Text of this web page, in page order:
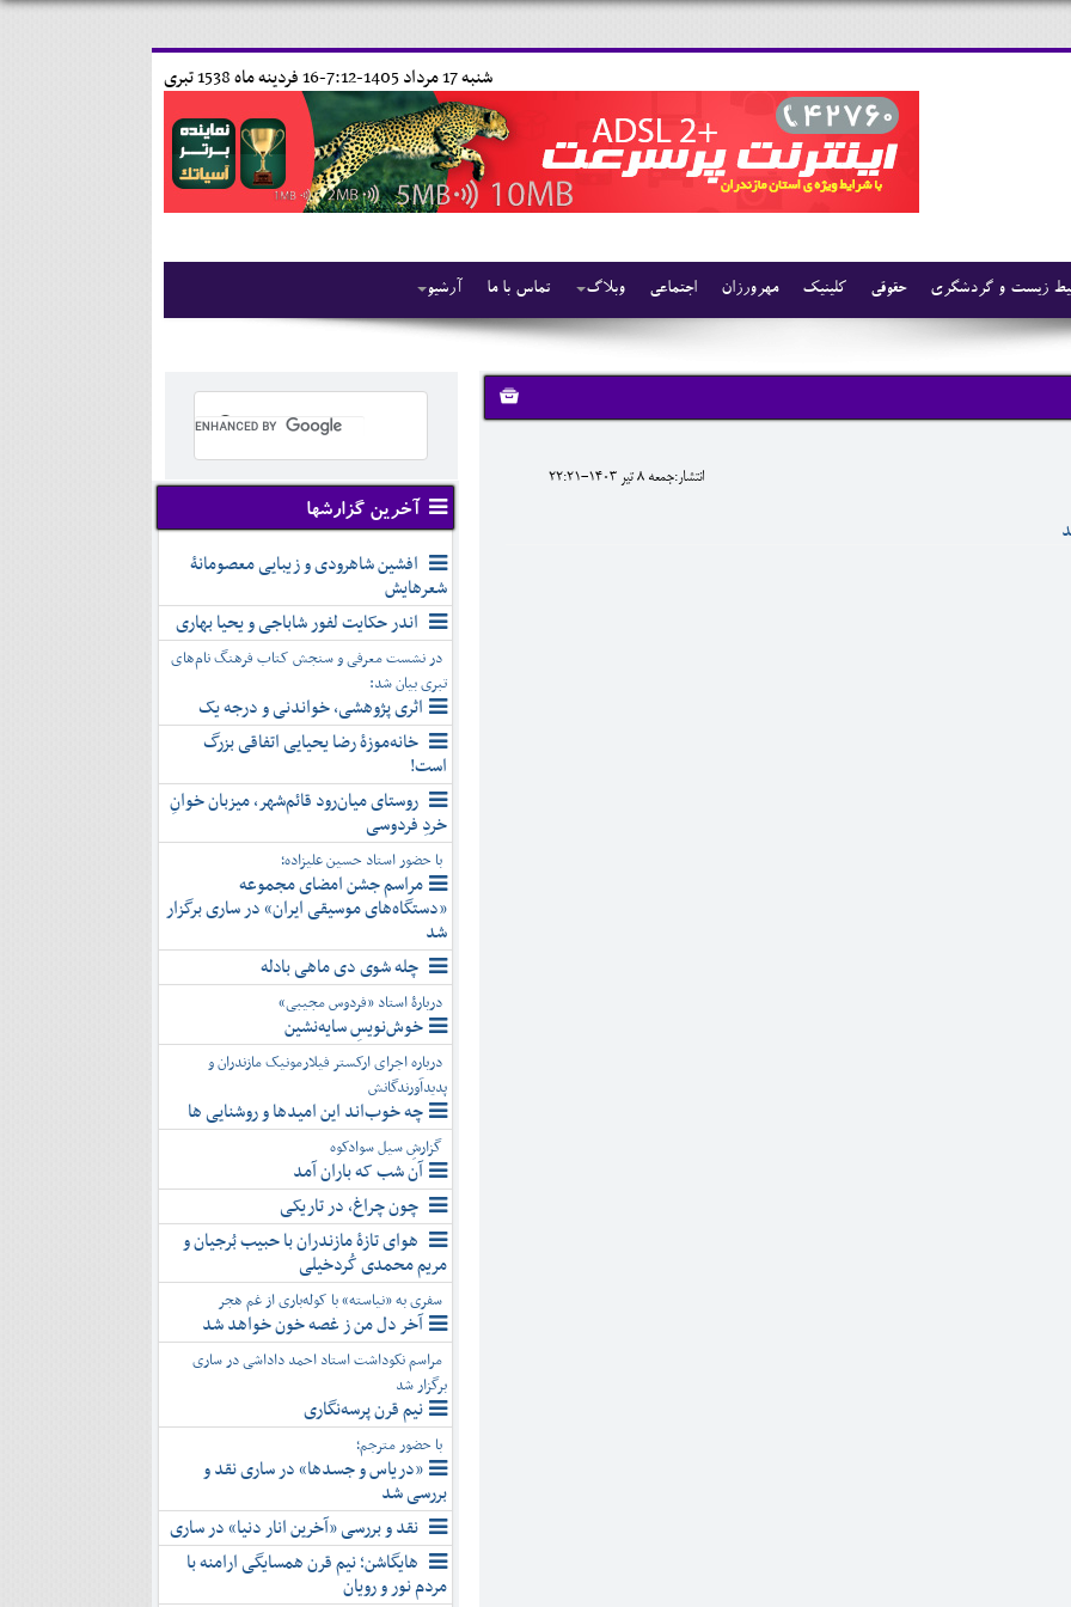
16 فردينه ماه 1538 تبری شنبه 17 مرداد 1405-7:12-
آرشیو تماس با ما وبلاگ اجتماعی مهرورزان کلینیک حقوقی زیست و گردشگری
انتشار:جمعه 8 تير 1403-22:21
آخرین گزارشها
افشین شاهرودی و زیبایی معصومانۀ
شعرهایش
اندر حکایت لفور شاباجی و یحیا بهاری
در نشست معرفی و سنجش کتاب فرهنگ نام‌های
تبری بیان شد:
اثری پژوهشی، خواندنی و درجه یک
خانه‌موزۀ رضا یحیایی اتفاقی بزرگ
است!
روستای میان‌رود قائم‌شهر، میزبان خوانِ
خردِ فردوسی
با حضور استاد حسین علیزاده؛
مراسم جشن امضای مجموعه
«دستگاه‌های موسیقی ایران» در ساری برگزار
شد
چله شوی دی ماهی بادله
دربارۀ استاد «فردوس مجیبی»
خوش‌نویسِ سایه‌نشین
درباره اجرای ارکستر فیلارمونیک مازندران و
پدیدآورندگانش
چه خوب‌اند این امیدها و روشنایی ها
گزارشِ سیل سوادکوه
آن شب که باران آمد
چون چراغ، در تاریکی
هوای تازۀ مازندران با حبیب بُرجیان و
مریم محمدی کُردخیلی
سفری به «نیاسته» با کوله‌باری از غم هجر
آخر دل من ز غصه خون خواهد شد
مراسم نکوداشت استاد احمد داداشی در ساری
برگزار شد
نیم قرن پرسه‌نگاری
با حضور مترجم؛
«دریاس و جسدها» در ساری نقد و
بررسی شد
نقد و بررسی «آخرین انار دنیا» در ساری
هایگاشن؛ نیم قرن همسایگی ارامنه با
مردم نور و رویان